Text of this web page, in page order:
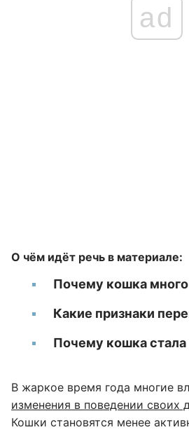
ad
О чём идёт речь в материале:
Почему кошка
Какие признаки
Почему кошка стала
В жаркое время года многие
изменения в поведении своих
Кошки становятся менее